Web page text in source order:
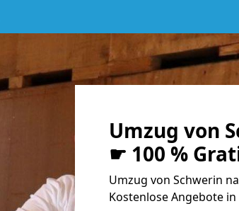
Umzug von
☛ 100 %
Umzug von Schwerin
Kostenlose Angebote